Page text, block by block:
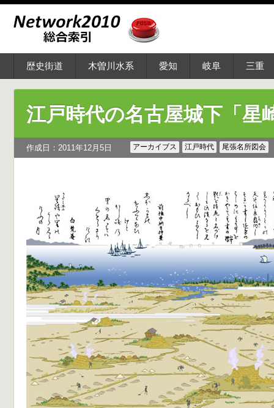
歴史街道 木曽川水系 愛知 岐阜 三重
江戸時代の名古屋城下「星
作成日：2011年12月5日 アーカイブス 江戸時代 尾張名所図会